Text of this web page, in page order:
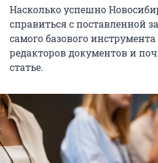
Насколько успешно
справиться с поставленной
самого базового
редакторов документов и
статье.